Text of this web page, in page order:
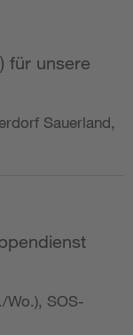
für unsere
Sauerland,
Wo.), SOS-